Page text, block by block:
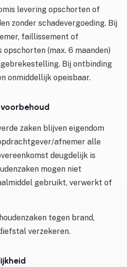
levering opschorten of
zonder schadevergoeding. Bij
faillissement of
(max. 6 maanden)
Bij ontbinding
onmiddellijk opeisbaar.
zaken blijven eigendom
afnemer alle
deugdelijk is
mogen niet
gebruikt, verwerkt of
tegen brand,
verzekeren.